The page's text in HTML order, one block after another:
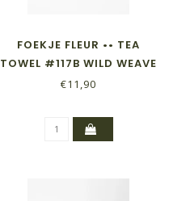
FOEKJE FLEUR •• TEA
TOWEL #117B WILD WEAVE
€11,90